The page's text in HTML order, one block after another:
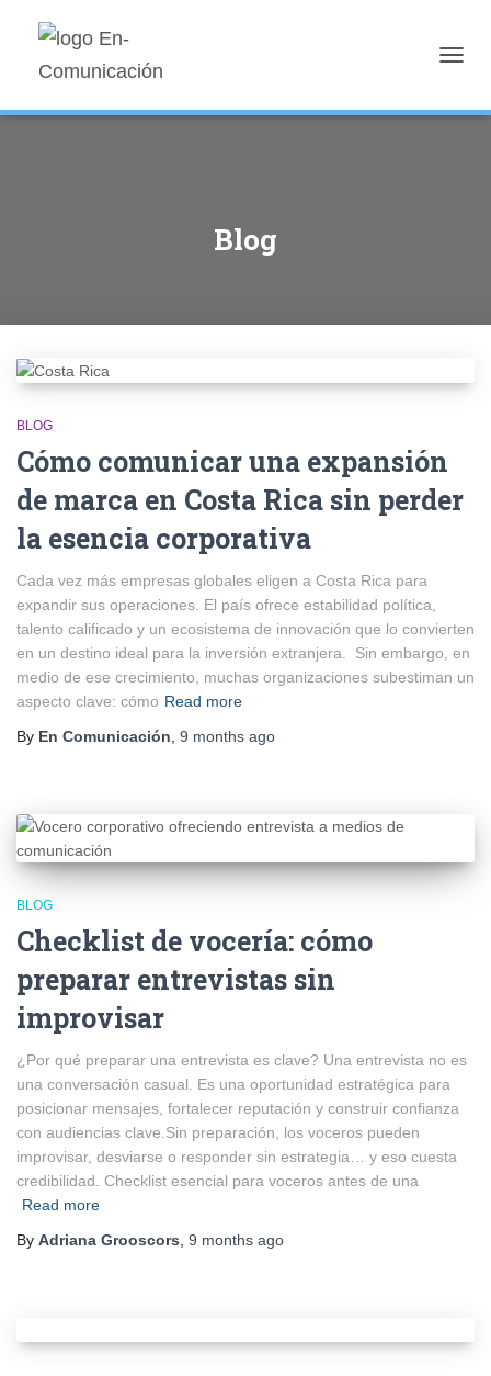
Blog
BLOG
Cómo comunicar una expansión
de marca en Costa Rica sin perder
la esencia corporativa
Cada vez más empresas globales eligen a Costa Rica para
expandir sus operaciones. El país ofrece estabilidad política,
talento calificado y un ecosistema de innovación que lo convierten
en un destino ideal para la inversión extranjera. Sin embargo, en
medio de ese crecimiento, muchas organizaciones subestiman un
aspecto clave: cómo Read more
By En Comunicación, 9 months ago
BLOG
Checklist de vocería: cómo
preparar entrevistas sin
improvisar
¿Por qué preparar una entrevista es clave? Una entrevista no es
una conversación casual. Es una oportunidad estratégica para
posicionar mensajes, fortalecer reputación y construir confianza
con audiencias clave.Sin preparación, los voceros pueden
improvisar, desviarse o responder sin estrategia… y eso cuesta
credibilidad. Checklist esencial para voceros antes de una
Read more
By Adriana Grooscors, 9 months ago